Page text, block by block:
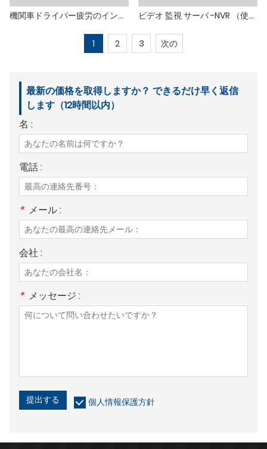
機関車ドライバー疲労のインテリジェント分析サーバー ビデオ 監視 サーバ -NVR （使用シーンに合わせてモデルを構成）
1 2 3 次の
最新の価格を取得しますか？ できるだけ早く返信
します（12時間以内）
名 :
電話 :
* メール :
会社 :
* メッセージ :
提出する 個人情報保護方針